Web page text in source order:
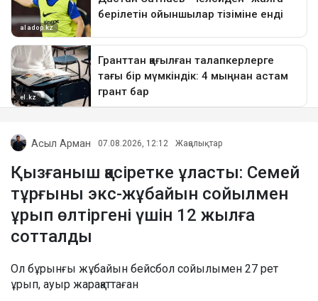
Асыл Арман 07.08.2026, 12:12 Жаңалықтар
Қызғаныш қасіретке ұласты: Семей
тұрғыны экс-жұбайын сойылмен
ұрып өлтіргені үшін 12 жылға
сотталды
Ол бұрынғы жұбайын бейсбол сойылымен 27 рет
ұрып, ауыр жарақаттаған